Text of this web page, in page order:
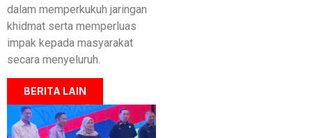
dalam memperkukuh jaringan
khidmat serta memperluas
impak kepada masyarakat
secara menyeluruh.
BERITA LAIN